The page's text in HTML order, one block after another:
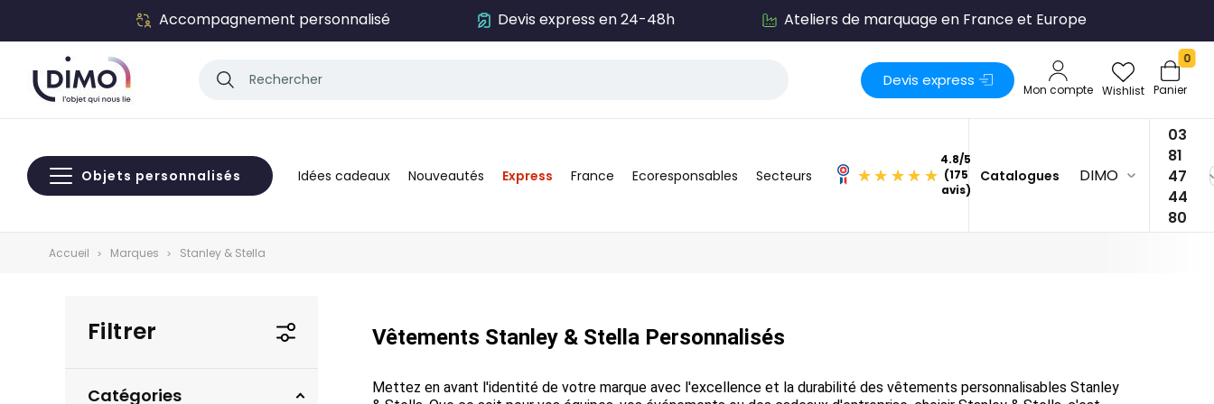
Accompagnement personnalisé Devis express en 24-48h Ateliers de marquage en France et Europe
Devis express
Mon compte Wishlist Panier
0
Objets personnalisés Idées cadeaux Nouveautés Express France Ecoresponsables Secteurs Catalogues DIMO
03
81
47
44
80
Accueil Marques Stanley & Stella
Filtrer
Catégories
Vêtements Stanley & Stella Personnalisés
Mettez en avant l'identité de votre marque avec l'excellence et la durabilité des vêtements personnalisables Stanley